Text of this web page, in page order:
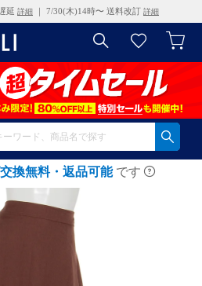
延 詳細 ｜ 7/30(木)14時〜 送料改訂 詳細
換無料・返品可能 です